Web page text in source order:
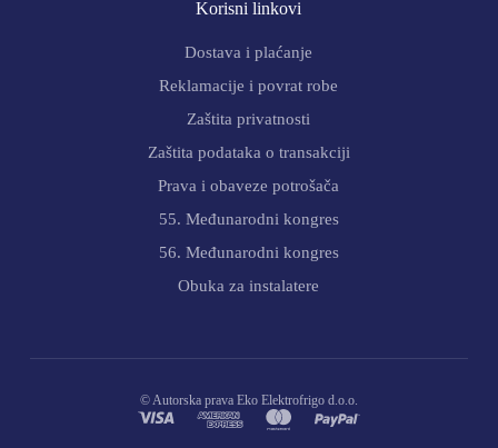
Korisni linkovi
Dostava i plaćanje
Reklamacije i povrat robe
Zaštita privatnosti
Zaštita podataka o transakciji
Prava i obaveze potrošača
55. Međunarodni kongres
56. Međunarodni kongres
Obuka za instalatere
© Autorska prava Eko Elektrofrigo d.o.o.